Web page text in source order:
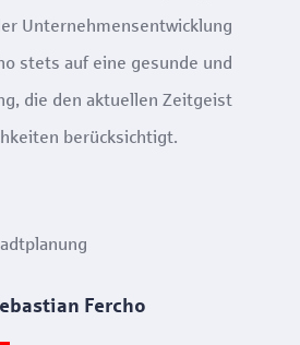
Unternehmensentwicklung
stets auf eine gesunde und
die den aktuellen Zeitgeist
berücksichtigt.
Fercho